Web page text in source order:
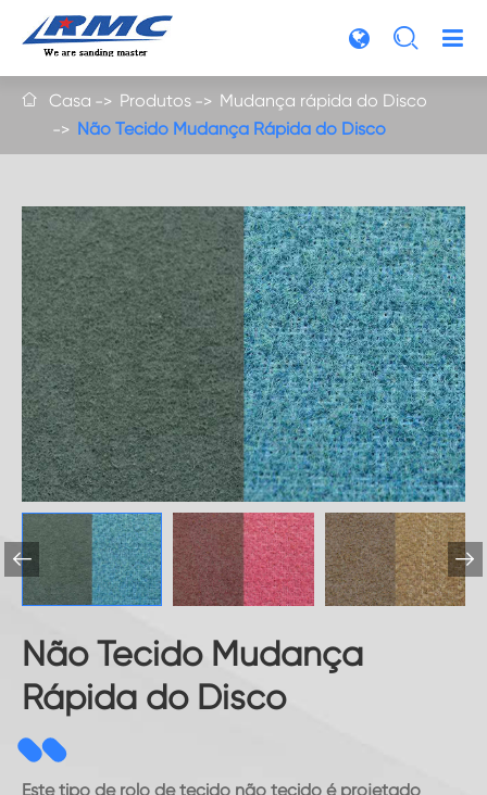

 Casa Produtos
Mudança rápida do Disco
Não Tecido Mudança Rápida do Disco


Não Tecido Mudança
Rápida do Disco
Este tipo de rolo de tecido não tecido é projetado